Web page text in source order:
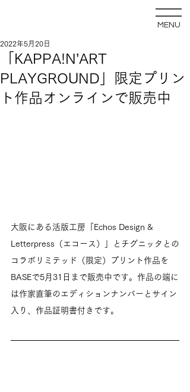
MENU
「KAPPA!N’ART
PLAYGROUND」限定プリン
ト作品オンラインで販売中
2022年5月20日
大阪にある活版工房「Echos Design &
Letterpress（エコース）」とチグニッタとの
コラボリミテッド（限定）プリント作品を
BASEで5月31日まで販売中です。作品の端に
は作家直筆のエディションナンバーとサイン
入り、作品証明書付きです。